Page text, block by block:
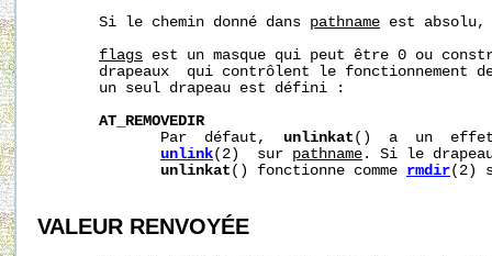
       Si le chemin donné dans
pathname est
flags est un masque qui peut être 0 ou
drapeaux  qui contrôlent le fonctionnement
       un seul drapeau est défini :
AT_REMOVEDIR
              Par  défaut,
unlinkat ()  a  un
unlink(2)  sur pathname . Si le
unlinkat () fonctionne comme rmdir(2)
VALEUR RENVOYÉE